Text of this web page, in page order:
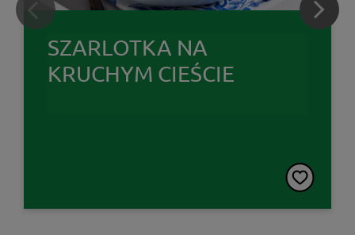
SZARLOTKA NA
KRUCHYM CIEŚCIE